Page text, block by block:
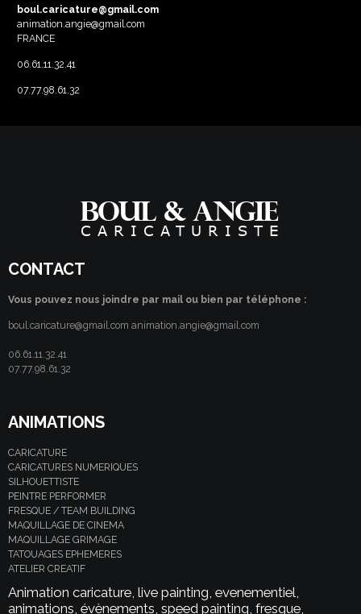
boul.caricature@gmail.com
animation.angie@gmail.com
FRANCE
06.61.11.32.41
07.77.98.61.32
CONTACT
Vous pouvez nous joindre par mail ou bien par téléphone :
boul.caricature@gmail.com animation.angie@gmail.com
06.61.11.32.41
07.77.98.61.32
ANIMATIONS
CARICATURE
CARICATURES NUMERIQUES
SILHOUETTISTE
PEINTRE PERFORMER
FRESQUE / TEAM BUILDING
MAQUILLAGE DE CINEMA
MAQUILLAGE GRIMAGE
TATOUAGES EPHEMERES
ATELIER CREATIF
Animation caricature, live painting, evenementiel,
animations, évènements, speed painting, fresque,